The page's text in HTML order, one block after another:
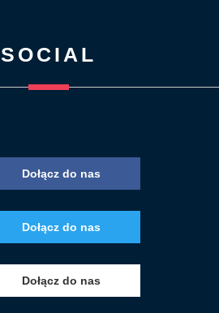
SOCIAL
Dołącz do nas
Dołącz do nas
Dołącz do nas